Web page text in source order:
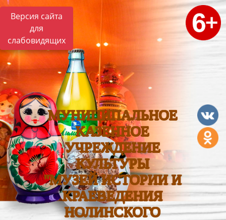
Версия сайта
для
слабовидящих
МУНИЦИПАЛЬНОЕ
КАЗЕННОЕ
УЧРЕЖДЕНИЕ
КУЛЬТУРЫ
"МУЗЕЙ ИСТОРИИ И
КРАЕВЕДЕНИЯ
НОЛИНСКОГО